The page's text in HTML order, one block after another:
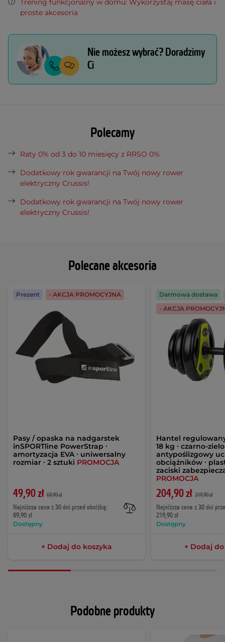
Polecane akcesoria
Pasy / opaska na nadgarstek
inSPORTline PowerStrap ∙
amortyzacja EVA ∙ uniwersalny
rozmiar ∙ 2 sztuki PROMOCJA
49,90 zł 69,90 zł
Najniższa cena z 30 dni przed obniżką:
69,90 zł
Dostępny
Prezent - AKCJA PROMOCYJNA
+ Dodaj do koszyka
Hantel
18 kg ∙ czarno-
antypoślizgowy
obciążników ∙
zaciski
PROMOCJA
204,90 zł 219,90 zł
Najniższa cena z 30 dni
219,90 zł
Dostępny
Darmowa dostawa
- AKCJA
+ Dodaj
Trening funkcjonalny w domu: Wykorzystaj masę ciała i
proste akcesoria
Nie możesz wybrać? Doradzimy
Ci
Polecamy
Raty 0% od 3 do 10 miesięcy z RRSO 0%
Dodatkowy rok gwarancji na Twój nowy rower
elektryczny Crussis!
Dodatkowy rok gwarancji na Twój nowy rower
elektryczny Crussis!
Podobne produkty